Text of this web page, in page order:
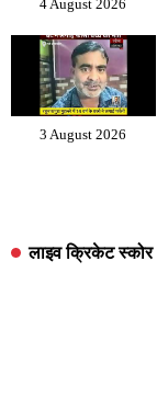
4 August 2026
3 August 2026
लाइव क्रिकेट स्कोर